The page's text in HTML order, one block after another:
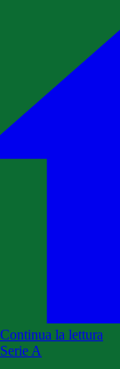
Continua la lettura
Serie A